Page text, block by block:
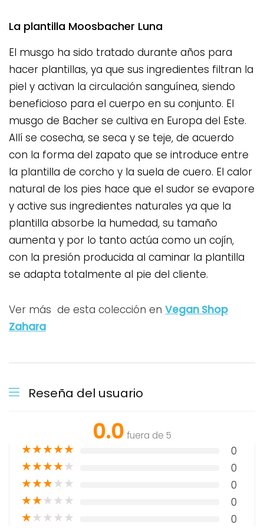
La plantilla Moosbacher Luna
El musgo ha sido tratado durante años para
hacer plantillas, ya que sus ingredientes filtran la
piel y activan la circulación sanguínea, siendo
beneficioso para el cuerpo en su conjunto. El
musgo de Bacher se cultiva en Europa del Este.
Allí se cosecha, se seca y se teje, de acuerdo
con la forma del zapato que se introduce entre
la plantilla de corcho y la suela de cuero. El calor
natural de los pies hace que el sudor se evapore
y active sus ingredientes naturales ya que la
plantilla absorbe la humedad, su tamaño
aumenta y por lo tanto actúa como un cojín,
con la presión producida al caminar la plantilla
se adapta totalmente al pie del cliente.
Ver más de esta colección en Vegan Shop
Zahara
Reseña del usuario
0.0 fuera de 5
★★★★★ 0
★★★★★ 0
★★★★★ 0
★★★★★ 0
★★★★★ 0